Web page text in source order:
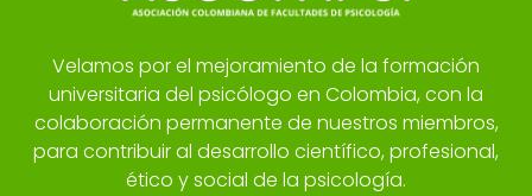
Velamos por el mejoramiento de la formación
universitaria del psicólogo en Colombia, con la
colaboración permanente de nuestros miembros,
para contribuir al desarrollo científico, profesional,
ético y social de la psicología.